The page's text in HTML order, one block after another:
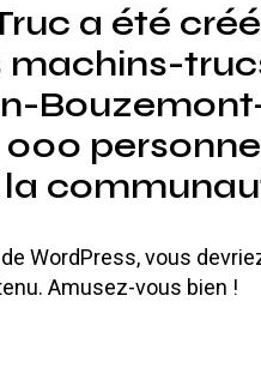
a été
WordPress, vous
Amusez-vous bien !